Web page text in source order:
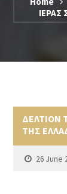
ΔΕΛΤΙΟΝ
ΤΗΣ
26 June